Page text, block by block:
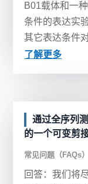
B01载体和一
条件的表达实
其它表达条件
测。...
了解更多
通过全序列
的一个可变剪
常见问题（FAQs）
回答：我们将